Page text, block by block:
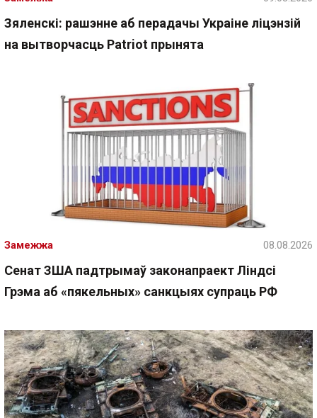
Зяленскі: рашэнне аб перадачы Украіне ліцэнзій
на вытворчасць Patriot прынята
Сенат ЗША падтрымаў законапраект Ліндсі
Грэма аб «пякельных» санкцыях супраць РФ
Замежжа 08.08.2026